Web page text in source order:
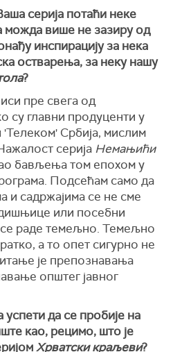
серија потаћи неке
можда више не зазиру од
инспирацију за нека
остварења, за неку нашу
?
пре свега од
су главни продуценти у
Србија, мислим
серија Немањићи
бављења том епохом у
Подсећам само да
и садржајима се не сме
или посебни
раде темељно. Темељно
а то опет сигурно не
је препознавања
општег јавног
успети да се пробије на
као, рецимо, што је
Хрватски краљеви?